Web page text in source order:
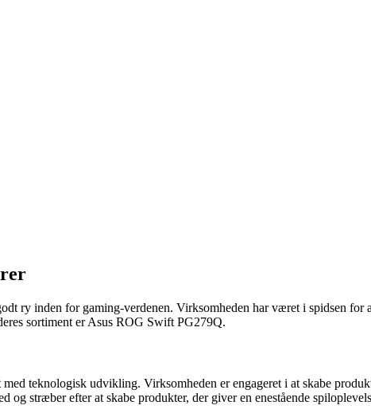
ry inden for gaming-verdenen. Virksomheden har været i spidsen
sortiment er Asus ROG Swift PG279Q.
teknologisk udvikling. Virksomheden er engageret i at skabe
stræber efter at skabe produkter, der giver en enestående